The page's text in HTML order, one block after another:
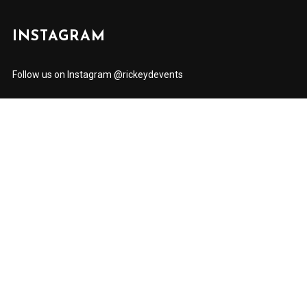
INSTAGRAM
Follow us on Instagram @rickeydevents